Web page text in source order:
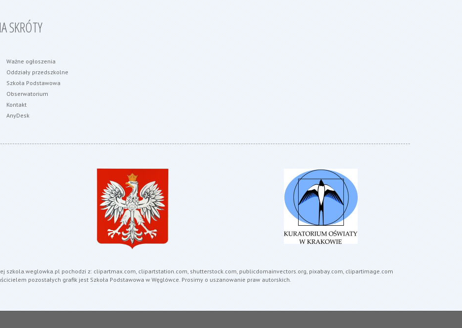
SKRÓTY
Ważne ogłoszenia
Oddziały przedszkolne
Szkoła Podstawowa
Obserwatorium
Kontakt
AnyDesk
szkola.weglowka.pl pochodzi z: clipartmax.com, clipartstation.com, shutterstock.com, publicdomainvectors.org, pixabay.com, clipartimage.com
pozostałych grafik jest Szkoła Podstawowa w Węglówce. Prosimy o uszanowanie praw autorskich.